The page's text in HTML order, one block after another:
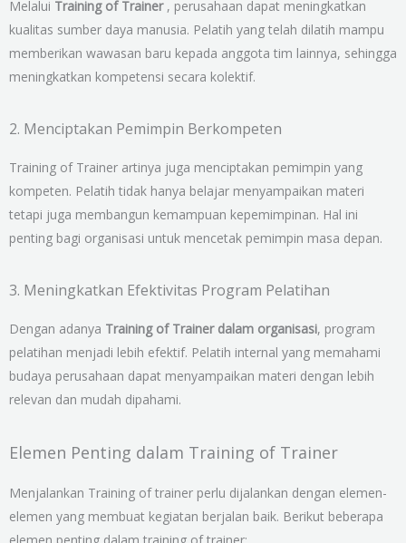
Melalui Training of Trainer , perusahaan dapat meningkatkan
kualitas sumber daya manusia. Pelatih yang telah dilatih mampu
memberikan wawasan baru kepada anggota tim lainnya, sehingga
meningkatkan kompetensi secara kolektif.
2. Menciptakan Pemimpin Berkompeten
Training of Trainer artinya juga menciptakan pemimpin yang
kompeten. Pelatih tidak hanya belajar menyampaikan materi
tetapi juga membangun kemampuan kepemimpinan. Hal ini
penting bagi organisasi untuk mencetak pemimpin masa depan.
3. Meningkatkan Efektivitas Program Pelatihan
Dengan adanya Training of Trainer dalam organisasi, program
pelatihan menjadi lebih efektif. Pelatih internal yang memahami
budaya perusahaan dapat menyampaikan materi dengan lebih
relevan dan mudah dipahami.
Elemen Penting dalam Training of Trainer
Menjalankan Training of trainer perlu dijalankan dengan elemen-
elemen yang membuat kegiatan berjalan baik. Berikut beberapa